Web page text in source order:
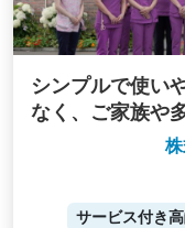
シンプルで使い
なく、ご家族や
サービス付き